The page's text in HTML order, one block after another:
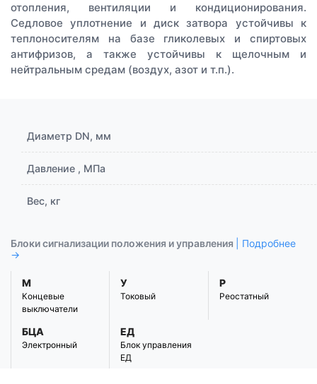
отопления, вентиляции и кондиционирования.
Седловое уплотнение и диск затвора устойчивы к
теплоносителям на базе гликолевых и спиртовых
антифризов, а также устойчивы к щелочным и
нейтральным средам (воздух, азот и т.п.).
Диаметр DN, мм
Давление , МПа
Вес, кг
Блоки сигнализации положения и управления
| Подробнее
→
М
Концевые
выключатели
У
Токовый
Р
Реостатный
БЦА
Электронный
ЕД
Блок управления
ЕД